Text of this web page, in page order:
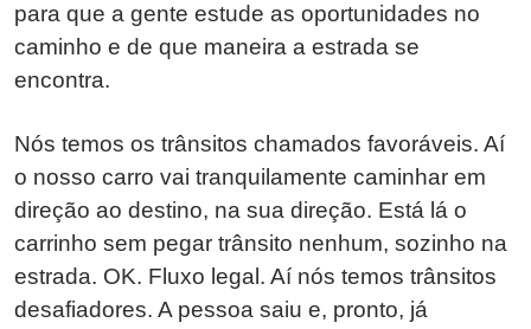
para que a gente estude as oportunidades no
caminho e de que maneira a estrada se
encontra.
Nós temos os trânsitos chamados favoráveis. Aí
o nosso carro vai tranquilamente caminhar em
direção ao destino, na sua direção. Está lá o
carrinho sem pegar trânsito nenhum, sozinho na
estrada. OK. Fluxo legal. Aí nós temos trânsitos
desafiadores. A pessoa saiu e, pronto, já